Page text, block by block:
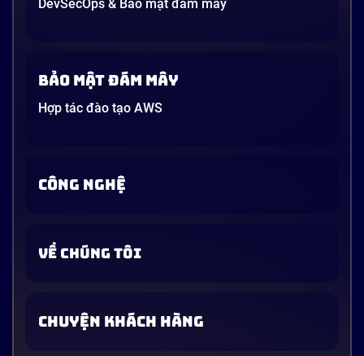
DevSecOps & Bảo mật đám mây
Bảo mật đám mây
Hợp tác đào tạo AWS
CÔNG NGHỆ
VỀ CHÚNG TÔI
CHUYỆN KHÁCH HÀNG